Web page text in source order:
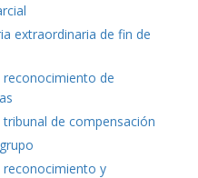
extraordinaria de fin de
de
de compensación
y